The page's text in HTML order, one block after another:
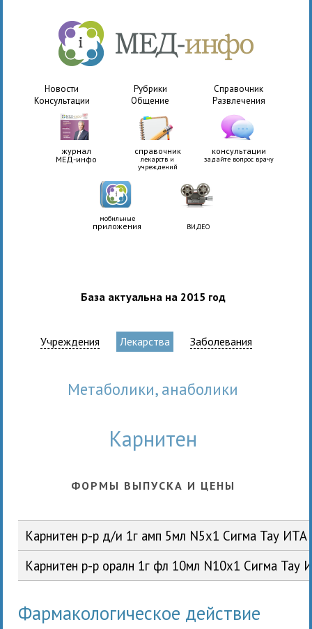
Новости Рубрики
Справочник
Консультации
Общение Развлечения
журнал
МЕД-инфо
справочник
лекарств и
учреждений
консультации
задайте вопрос врачу
мобильные
приложения ВИДЕО
База актуальна на 2015 год
Учреждения Лекарства Заболевания
метаболики, анаболики
Карнитен
ФОРМЫ ВЫПУСКА И ЦЕНЫ
Карнитен р-р д/и 1г амп 5мл N5x1 Сигма Тау ИТА
Карнитен р-р оралн 1г фл 10мл N10x1 Сигма Тау
Фармакологическое действие